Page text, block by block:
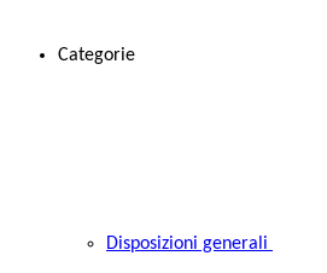
Categorie
Disposizioni generali